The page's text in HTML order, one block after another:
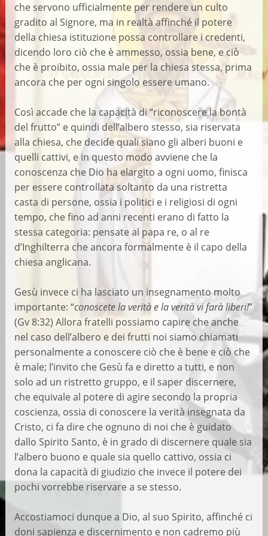
che servono ufficialmente per rendere un culto
gradito al Signore, ma in realtà affinché il potere
della chiesa istituzione possa controllare i credenti,
dicendo loro ciò che è ammesso, ossia bene, e ciò
che è proibito, ossia male per la chiesa stessa, prima
ancora che per ogni singolo essere umano.
Così accade che la capacità di “riconoscere la bontà
del frutto” e quindi dell’albero stesso, sia riservata
alla chiesa, che decide quali siano gli alberi buoni e
quelli cattivi, e in questo modo avviene che la
conoscenza che Dio ha elargito a ogni uomo, finisca
per essere controllata soltanto da una ristretta
casta di persone, ossia i politici e i religiosi di ogni
tempo, che fino ad anni recenti erano di fatto la
stessa categoria: pensate al papa re, o al re
d’Inghilterra che ancora formalmente è il capo della
chiesa anglicana.
Gesù invece ci ha lasciato un insegnamento molto
importante: “conoscete la verità e la verità vi farà liberi!”
(Gv 8:32) Allora fratelli possiamo capire che anche
nel caso dell’albero e dei frutti noi siamo chiamati
personalmente a conoscere ciò che è bene e ciò che
è male; l’invito che Gesù fa e diretto a tutti, e non
solo ad un ristretto gruppo, e il saper discernere,
che equivale al potere di agire secondo la propria
coscienza, ossia di conoscere la verità insegnata da
Cristo, ci fa dire che ognuno di noi che è guidato
dallo Spirito Santo, è in grado di discernere quale sia
l’albero buono e quale sia quello cattivo, ossia ci
dona la capacità di giudizio che invece il potere dei
pochi vorrebbe riservare a se stesso.
Accostiamoci dunque a Dio, al suo Spirito, affinché ci
doni sapienza e discernimento e non cadremo più